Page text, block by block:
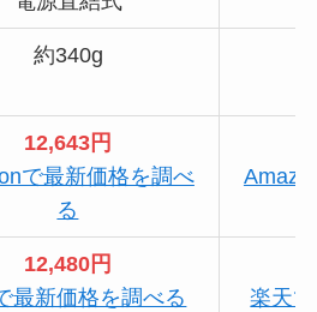
約340g
12,643円
で最新価格を調べ
る
12,480円
最新価格を調べる
楽天